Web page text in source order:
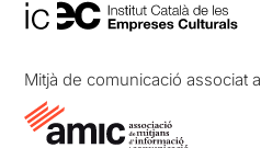
Mitjà de comunicació associat a